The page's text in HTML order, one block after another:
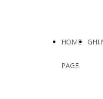
HOME
PAGE